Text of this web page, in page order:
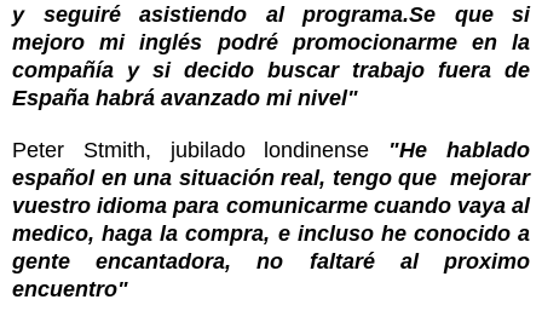
y seguiré asistiendo al programa.Se que si
mejoro miinglés podré promocionarme en la
compañía y si decido buscar trabajo fuera de
España habrá avanzado mi nivel"
Peter Stmith, jubilado londinense "He hablado
español en una situación real, tengoque mejorar
vuestro idioma para comunicarme cuando vayaal
medico, haga la compra, e incluso he conocido a
gente encantadora, no faltaré al proximo
encuentro"